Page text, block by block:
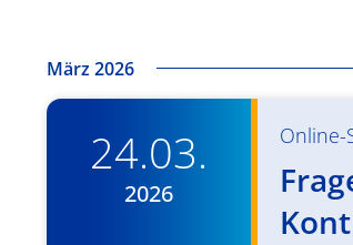
Ansichten,
Navigation
Schlüsselwort.
März 2026
24.03.
2026
Online-